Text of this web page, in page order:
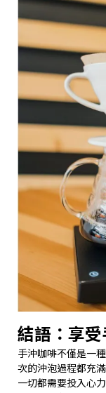
結語：享
手沖咖啡不僅是一
次的沖泡過程都充
一切都需要投入心